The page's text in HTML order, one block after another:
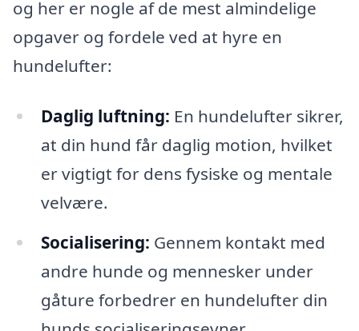
og her er nogle af de mest almindelige
opgaver og fordele ved at hyre en
hundelufter:
Daglig luftning: En hundelufter sikrer,
at din hund får daglig motion, hvilket
er vigtigt for dens fysiske og mentale
velvære.
Socialisering: Gennem kontakt med
andre hunde og mennesker under
gåture forbedrer en hundelufter din